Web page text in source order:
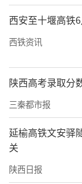
技能水平与
题培训6场次
隐患辨识能
作业人员持
去年提升8%
撑。
下一步，韩
班组安全建
优化管理举
西安至十堰高铁
西铁资讯
陕西高考录取分
三秦都市报
延榆高铁文安驿
关
陕西日报